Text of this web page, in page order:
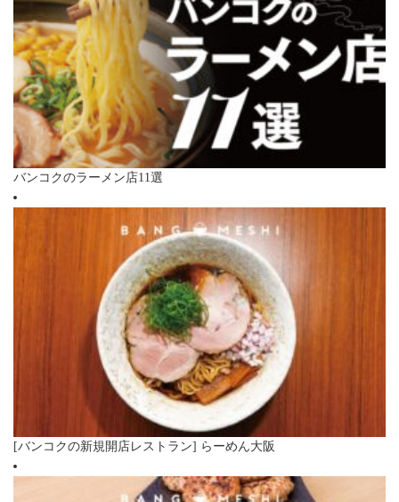
バンコクのラーメン店11選
[バンコクの新規開店レストラン] らーめん大阪